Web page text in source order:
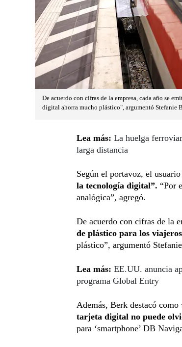
De acuerdo con cifras de la empresa, cada año se
digital ahorra mucho plástico", argumentó Stefanie
Lea más: La huelga
larga distancia
Según el portavoz, el
la tecnología digital”. “Por
analógica”, agregó.
De acuerdo con cifras de la
de plástico para los
plástico”, argumentó
Lea más: EE.UU. anuncia
programa Global Entry
Además, Berk destacó
tarjeta digital no puede
para ‘smartphone’ DB